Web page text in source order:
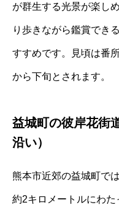
が群生する光景が楽し
り歩きながら鑑賞でき
すすめです。見頃は番
から下旬とされます。
益城町の彼岸花街
沿い）
熊本市近郊の益城町で
約2キロメートルにわ